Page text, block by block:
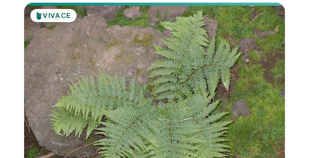
🪴VIVACE